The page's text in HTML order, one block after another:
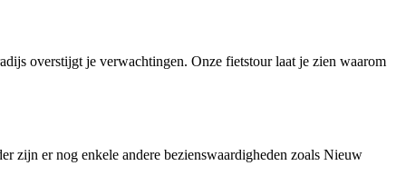
overstijgt je verwachtingen. Onze fietstour laat je zien waarom
zijn er nog enkele andere bezienswaardigheden zoals Nieuw